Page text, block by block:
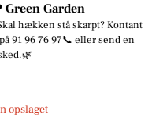
Green Garden
hækken stå skarpt? Kontant
91 96 76 97📞 eller send en
opslaget